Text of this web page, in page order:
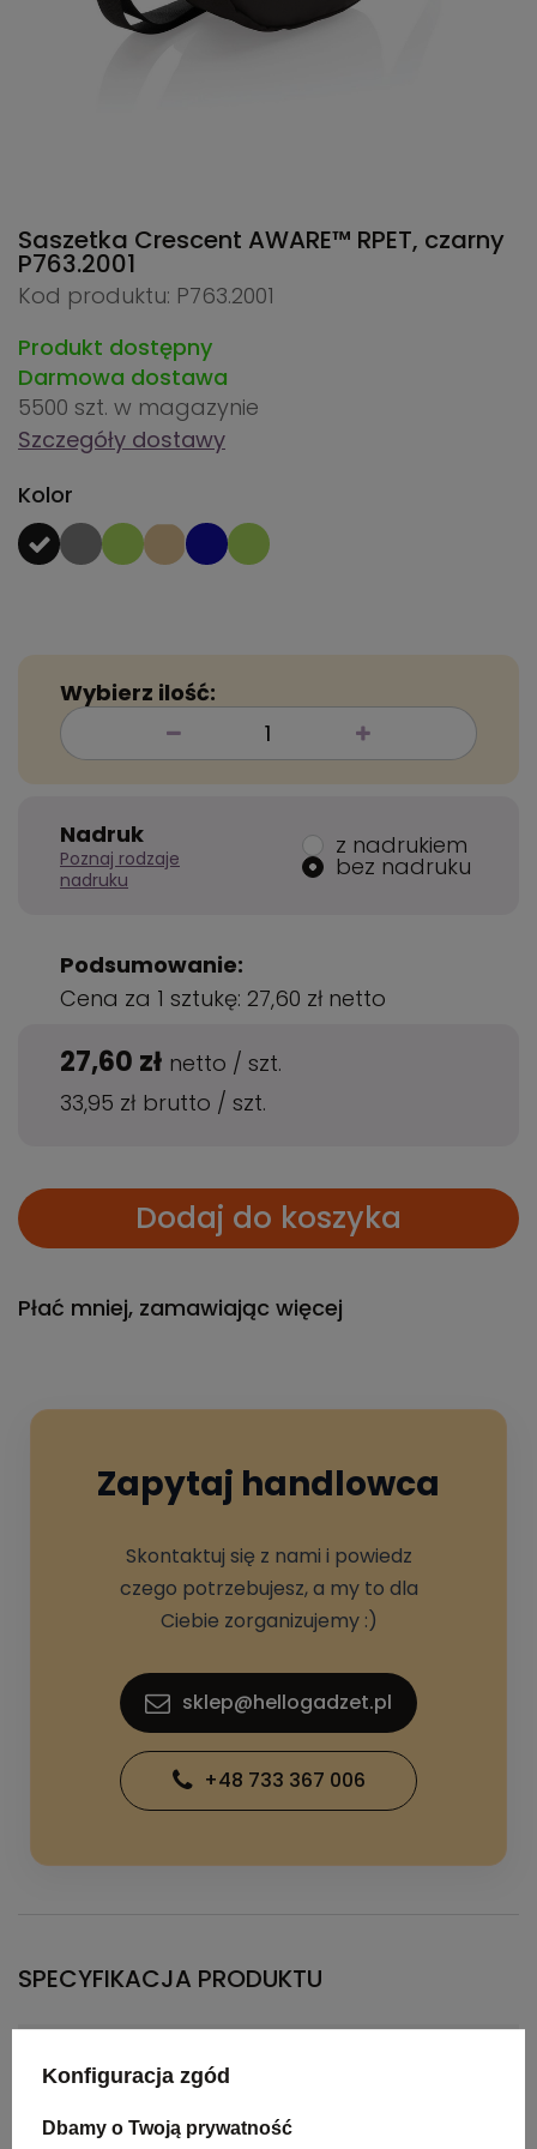
Saszetka Crescent AWARE™ RPET, czarny
P763.2001
Kod produktu: P763.2001
Produkt dostępny
Darmowa dostawa
5500 szt. w magazynie
Szczegóły dostawy
Kolor
Wybierz ilość:
Nadruk
Poznaj rodzaje
nadruku
z nadrukiem
bez nadruku
Podsumowanie:
Cena za 1 sztukę: 27,60 zł netto
27,60 zł netto / szt.
33,95 zł brutto / szt.
Dodaj do koszyka
Płać mniej, zamawiając więcej
Zapytaj handlowca
Skontaktuj się z nami i powiedz
czego potrzebujesz, a my to dla
Ciebie zorganizujemy :)
sklep@hellogadzet.pl
+48 733 367 006
SPECYFIKACJA PRODUKTU
Materiał rPET
Konfiguracja zgód
Dbamy o Twoją prywatność